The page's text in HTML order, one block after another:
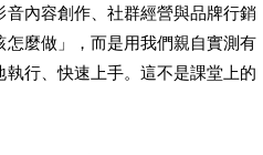
內容創作、社群經營與品牌行銷
麼做」，而是用我們親自實測有
行、快速上手。這不是課堂上的